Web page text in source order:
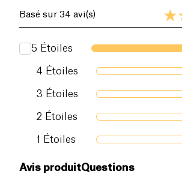
Basé sur 34 avi(s)
5 Étoiles
4 Étoiles
3 Étoiles
2 Étoiles
1 Étoiles
Avis produitQuestions